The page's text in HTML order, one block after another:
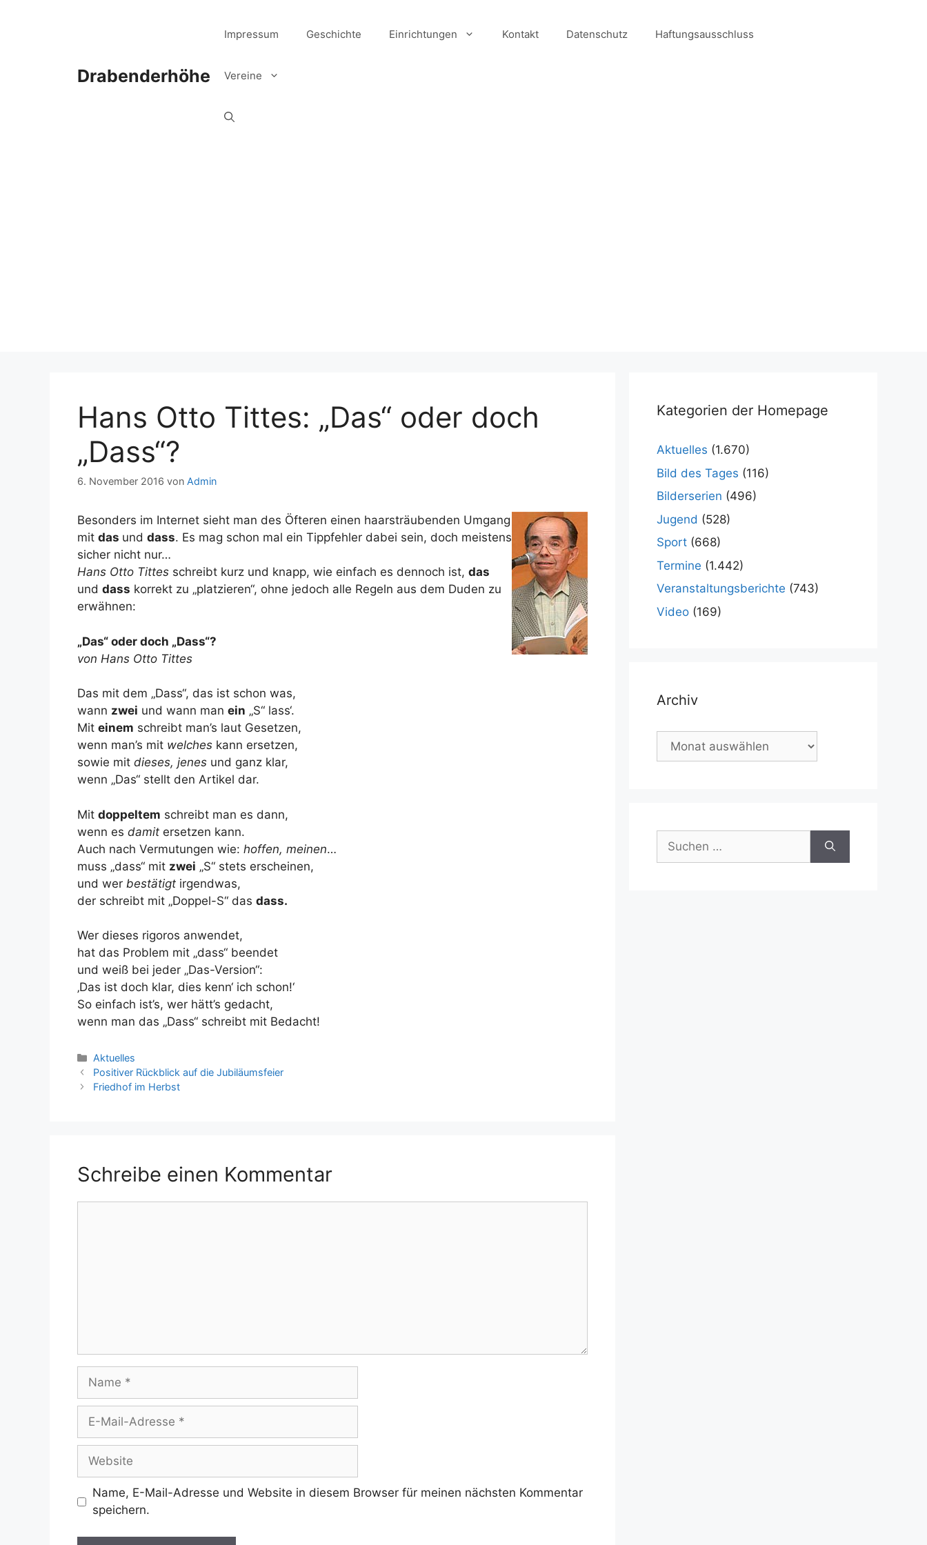
Drabenderhöhe
Impressum Geschichte Einrichtungen Kontakt Datenschutz Haftungsausschluss
Vereine
Hans Otto Tittes: „Das“ oder doch
„Dass“?
6. November 2016 von Admin
Besonders im Internet sieht man des Öfteren einen haarsträubenden Umgang
mit das und dass. Es mag schon mal ein Tippfehler dabei sein, doch meistens
sicher nicht nur…
Hans Otto Tittes schreibt kurz und knapp, wie einfach es dennoch ist, das
und dass korrekt zu „platzieren“, ohne jedoch alle Regeln aus dem Duden zu
erwähnen:
„Das“ oder doch „Dass“?
von Hans Otto Tittes
Das mit dem „Dass“, das ist schon was,
wann zwei und wann man ein „S“ lass‘.
Mit einem schreibt man’s laut Gesetzen,
wenn man’s mit welches kann ersetzen,
sowie mit dieses, jenes und ganz klar,
wenn „Das“ stellt den Artikel dar.
Mit doppeltem schreibt man es dann,
wenn es damit ersetzen kann.
Auch nach Vermutungen wie: hoffen, meinen…
muss „dass“ mit zwei „S“ stets erscheinen,
und wer bestätigt irgendwas,
der schreibt mit „Doppel-S“ das dass.
Wer dieses rigoros anwendet,
hat das Problem mit „dass“ beendet
und weiß bei jeder „Das-Version“:
‚Das ist doch klar, dies kenn‘ ich schon!‘
So einfach ist’s, wer hätt’s gedacht,
wenn man das „Dass“ schreibt mit Bedacht!
Kategorien
Aktuelles
Positiver Rückblick auf die Jubiläumsfeier
Friedhof im Herbst
Schreibe einen Kommentar
Name
Adresse
Website
Name, E-Mail-Adresse und Website in diesem Browser für meinen nächsten Kommentar
speichern.
Kategorien der Homepage
Aktuelles (1.670)
Bild des Tages (116)
Bilderserien (496)
Jugend (528)
Sport (668)
Termine (1.442)
Veranstaltungsberichte (743)
Video (169)
Archiv
Archiv
nach: